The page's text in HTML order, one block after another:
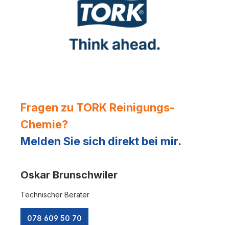
Fragen zu TORK Reinigungs-
Chemie?
Melden Sie sich direkt bei mir.
Oskar Brunschwiler
Technischer Berater
078 609 50 70